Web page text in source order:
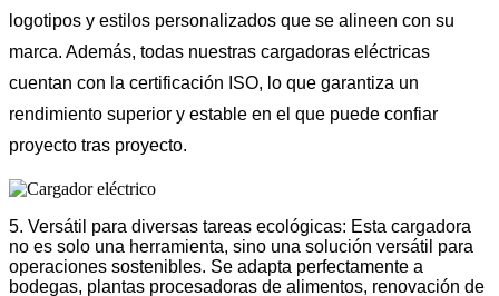
logotipos y estilos personalizados que se alineen con su
marca. Además, todas nuestras cargadoras eléctricas
cuentan con la certificación ISO, lo que garantiza un
rendimiento superior y estable en el que puede confiar
proyecto tras proyecto.
5. Versátil para diversas tareas ecológicas: Esta cargadora
no es solo una herramienta, sino una solución versátil para
operaciones sostenibles. Se adapta perfectamente a
bodegas, plantas procesadoras de alimentos, renovación de